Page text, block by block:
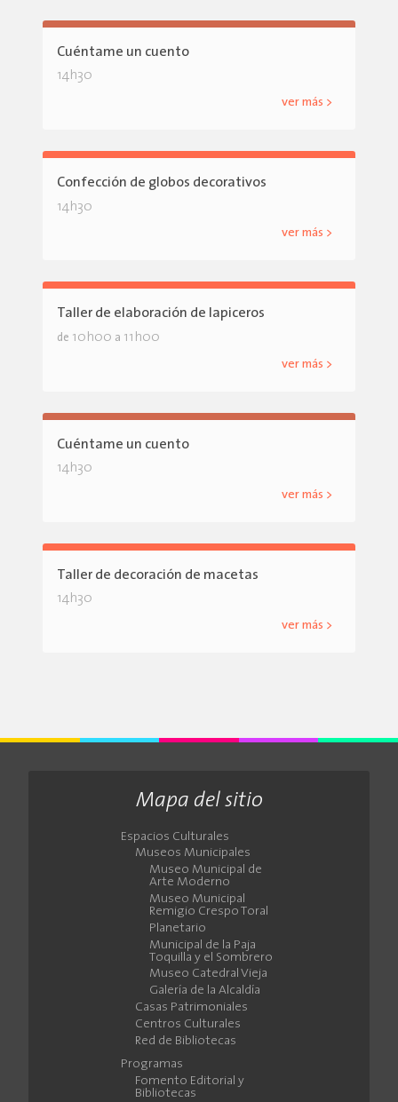
Cuéntame un cuento
14h30
ver más >
Confección de globos decorativos
14h30
ver más >
Taller de elaboración de lapiceros
de 10h00 a 11h00
ver más >
Cuéntame un cuento
14h30
ver más >
Taller de decoración de macetas
14h30
ver más >
Mapa del sitio
Espacios Culturales
Museos Municipales
Museo Municipal de
Arte Moderno
Museo Municipal
Remigio Crespo Toral
Planetario
Municipal de la Paja
Toquilla y el Sombrero
Museo Catedral Vieja
Galería de la Alcaldía
Casas Patrimoniales
Centros Culturales
Red de Bibliotecas
Programas
Fomento Editorial y
Bibliotecas